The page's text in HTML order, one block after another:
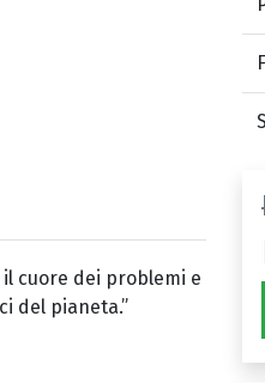
cuore dei problemi e
del pianeta.”